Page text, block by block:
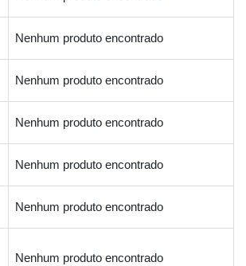
Nenhum produto encontrado
Nenhum produto encontrado
Nenhum produto encontrado
Nenhum produto encontrado
Nenhum produto encontrado
Nenhum produto encontrado